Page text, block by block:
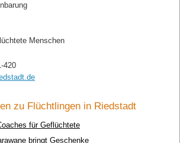
Menschen
420
zu Flüchtlingen in Riedstadt
für Geflüchtete
bringt Geschenke